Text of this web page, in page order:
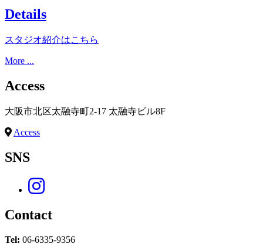
Details
スタジオ紹介はこちら
More ...
Access
大阪市北区太融寺町2-17 太融寺ビル8F
Access
SNS
Contact
Tel: 06-6335-9356